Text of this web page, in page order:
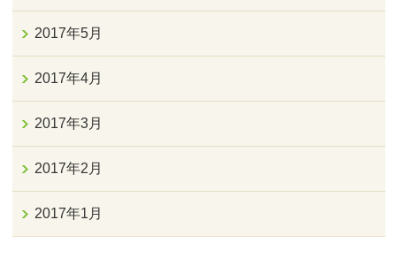
2017年5月
2017年4月
2017年3月
2017年2月
2017年1月